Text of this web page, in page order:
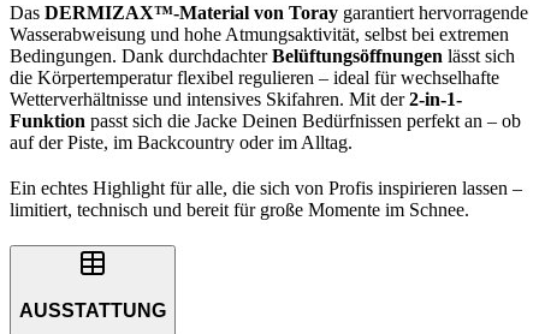
Das DERMIZAX™-Material von Toray garantiert hervorragende
Wasserabweisung und hohe Atmungsaktivität, selbst bei extremen
Bedingungen. Dank durchdachterBelüftungsöffnungen lässt sich
die Körpertemperatur flexibel regulieren – ideal für wechselhafte
Wetterverhältnisse und intensives Skifahren. Mit der2-in-1-
Funktion passt sich die Jacke Deinen Bedürfnissen perfekt an – ob
auf der Piste, im Backcountry oder im Alltag.
Ein echtes Highlight für alle, die sich von Profis inspirieren lassen –
limitiert, technisch und bereit für große Momente im Schnee.
AUSSTATTUNG